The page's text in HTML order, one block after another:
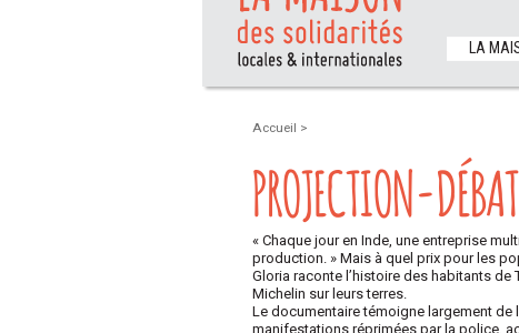
LA
Accueil >
PROJECTION-
« Chaque jour en Inde, une entreprise
production. » Mais à quel prix pour les
Gloria raconte l’histoire des habitants de
Michelin sur leurs terres.
Le documentaire témoigne largement de
manifestations réprimées par la police,